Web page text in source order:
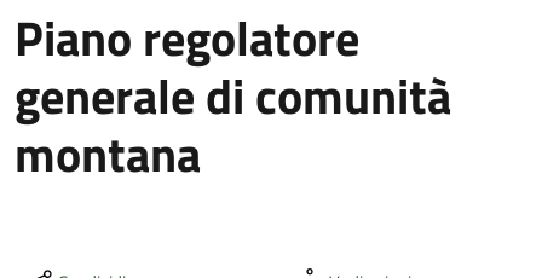
Piano regolatore
generale di comunità
montana